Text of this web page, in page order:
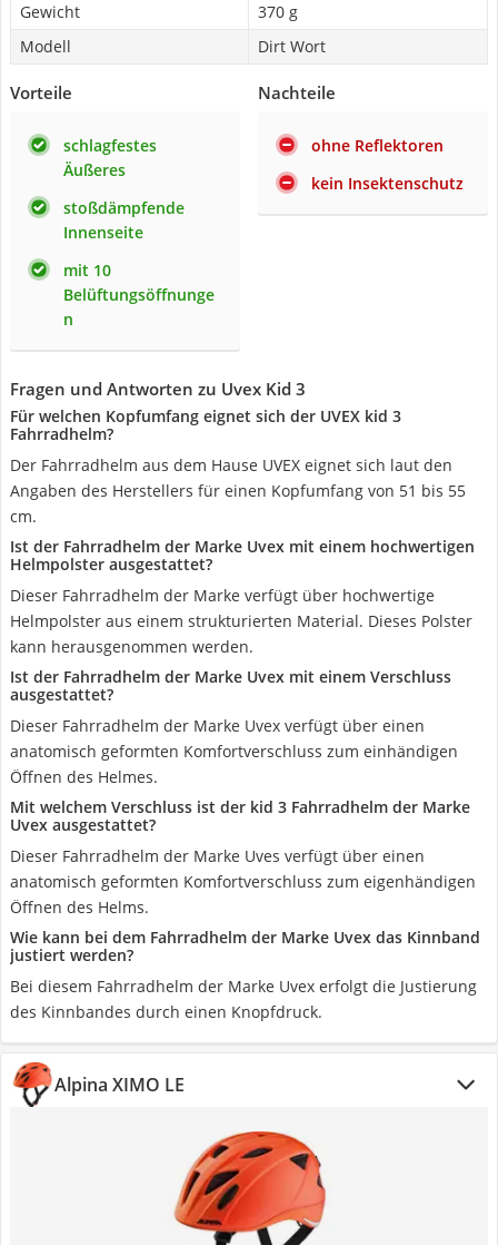
Gewicht
370 g
Modell
Dirt Wort
Vorteile
schlagfestes
Äußeres
stoßdämpfende
Innenseite
mit 10
Belüftungsöffnunge
n
Nachteile
ohne Reflektoren
kein Insektenschutz
Fragen und Antworten zu Uvex Kid 3
Für welchen Kopfumfang eignet sich der UVEX kid 3
Fahrradhelm?
Der Fahrradhelm aus dem Hause UVEX eignet sich laut den
Angaben des Herstellers für einen Kopfumfang von 51 bis 55
cm.
Ist der Fahrradhelm der Marke Uvex mit einem hochwertigen
Helmpolster ausgestattet?
Dieser Fahrradhelm der Marke verfügt über hochwertige
Helmpolster aus einem strukturierten Material. Dieses Polster
kann herausgenommen werden.
Ist der Fahrradhelm der Marke Uvex mit einem Verschluss
ausgestattet?
Dieser Fahrradhelm der Marke Uvex verfügt über einen
anatomisch geformten Komfortverschluss zum einhändigen
Öffnen des Helmes.
Mit welchem Verschluss ist der kid 3 Fahrradhelm der Marke
Uvex ausgestattet?
Dieser Fahrradhelm der Marke Uves verfügt über einen
anatomisch geformten Komfortverschluss zum eigenhändigen
Öffnen des Helms.
Wie kann bei dem Fahrradhelm der Marke Uvex das Kinnband
justiert werden?
Bei diesem Fahrradhelm der Marke Uvex erfolgt die Justierung
des Kinnbandes durch einen Knopfdruck.
Alpina XIMO LE